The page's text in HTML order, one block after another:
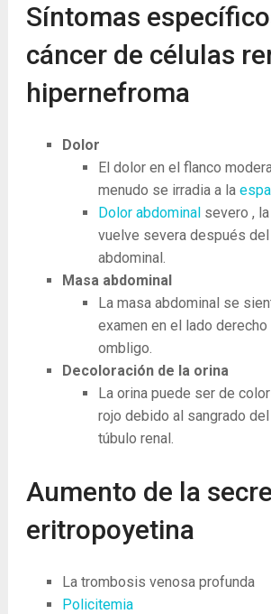
Síntomas
cáncer de células
hipernefroma
Dolor
El dolor en el flanco
menudo se irradia a la
Dolor abdominal severo ,
vuelve severa después del
abdominal.
Masa abdominal
La masa abdominal se
examen en el lado
ombligo.
Decoloración de la orina
La orina puede ser de
rojo debido al sangrado del
túbulo renal.
Aumento de la
eritropoyetina
La trombosis venosa profunda
Policitemia